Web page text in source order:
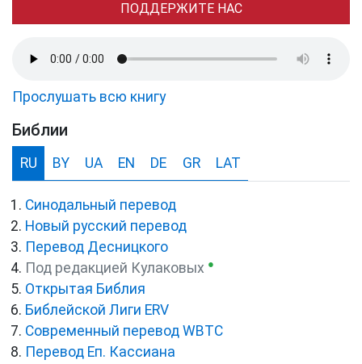
ПОДДЕРЖИТЕ НАС
Прослушать всю книгу
Библии
RU BY UA EN DE GR LAT
Синодальный перевод
Новый русский перевод
Перевод Десницкого
Под редакцией Кулаковых ●
Открытая Библия
Библейской Лиги ERV
Cовременный перевод WBTC
Перевод Еп. Кассиана